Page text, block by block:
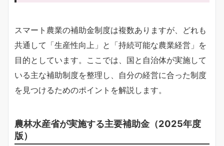
スマート農業の補助金制度は複数ありますが、どれも
共通して「生産性向上」と「持続可能な農業経営」を
目的としています。ここでは、国と自治体が実施して
いる主な補助制度を整理し、自分の経営に合った制度
を見つけるためのポイントを解説します。
農林水産省が実施する主要補助金（2025年度
版）